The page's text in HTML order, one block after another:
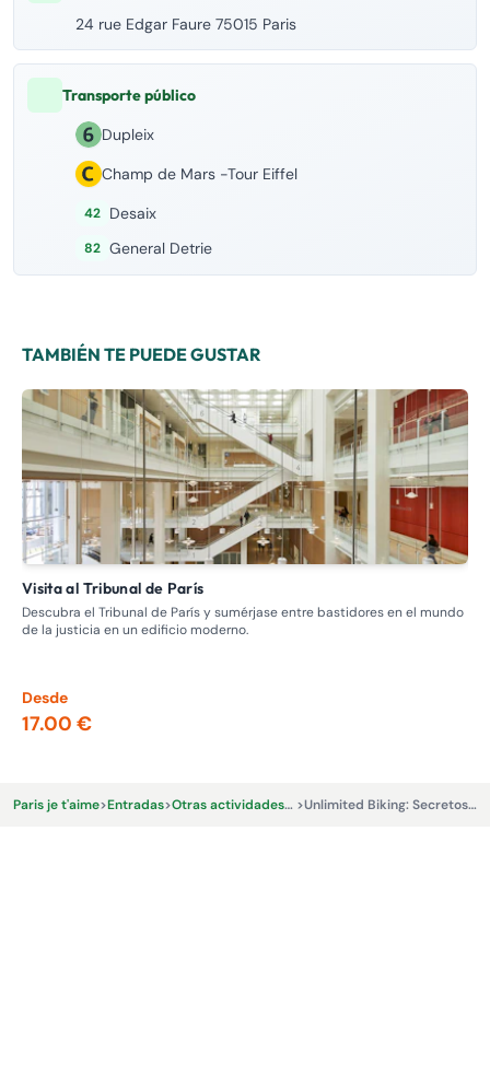
24 rue Edgar Faure 75015 Paris
Transporte público
Dupleix
Champ de Mars -Tour Eiffel
42 Desaix
82 General Detrie
TAMBIÉN TE PUEDE GUSTAR
Visita al Tribunal de París
Descubra el Tribunal de París y sumérjase entre bastidores en el mundo
de la justicia en un edificio moderno.
Desde
17.00 €
Paris je t'aime>Entradas> Otras actividades y experiencias. > Unlimited Biking: Secretos de París en bicicleta